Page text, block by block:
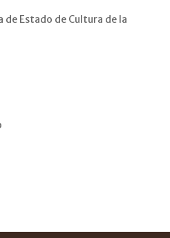
Estado de Cultura de la